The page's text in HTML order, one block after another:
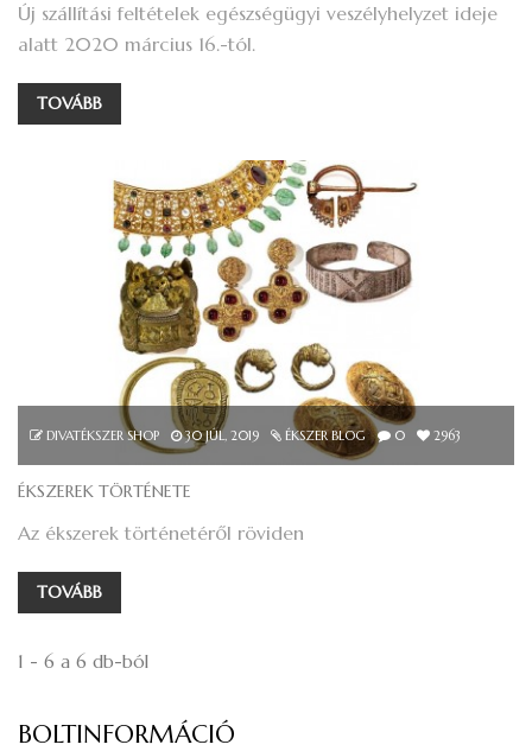
Új szállítási feltételek egészségügyi veszélyhelyzet ideje
alatt 2020 március 16.-tól.
TOVÁBB
DIVATÉKSZER SHOP 30JÚL, 2019 ÉKSZER BLOG 0 2963
ÉKSZEREK TÖRTÉNETE
Az ékszerek történetéről röviden
TOVÁBB
1 - 6 a 6 db-ból
BOLTINFORMÁCIÓ